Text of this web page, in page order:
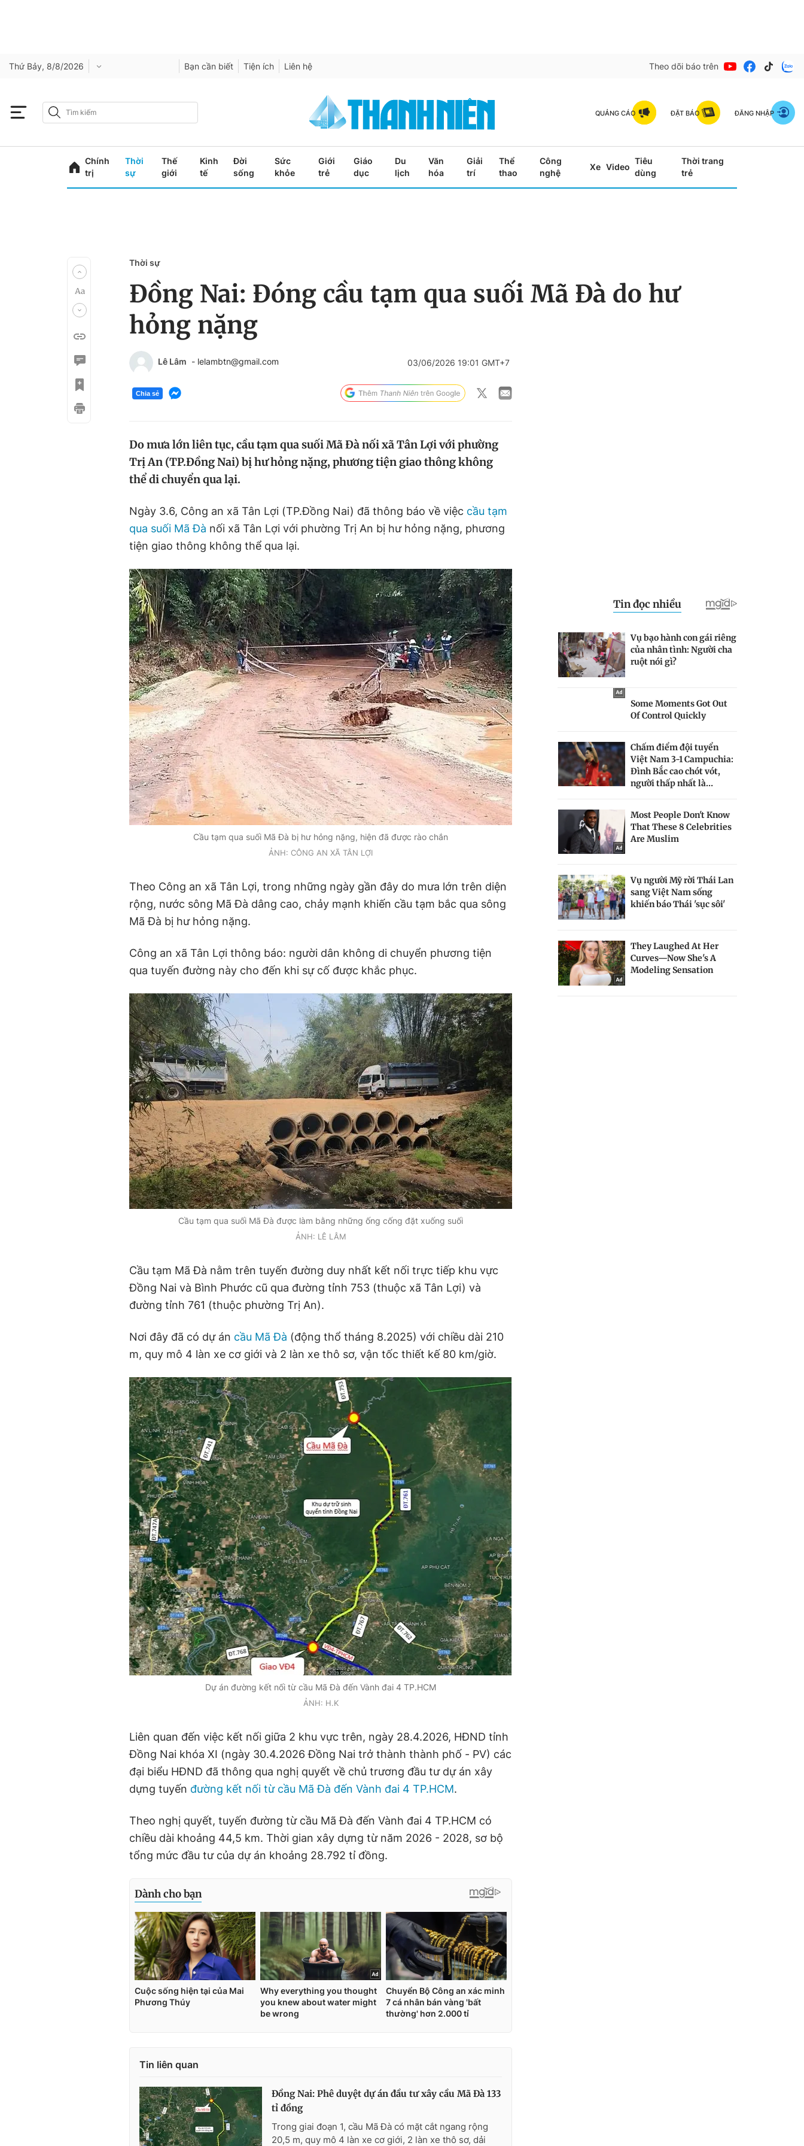
Thứ Bảy, 8/8/2026 Bạn cần biết Tiện ích Liên hệ Theo dõi báo trên
QUẢNG CÁO ĐẶT BÁO ĐĂNG NHẬP
Chính
trị
Thời
sự
Thế
giới
Kinh
tế
Đời
sống
Sức
khỏe
Giới
trẻ
Giáo
dục
Du
lịch
Văn
hóa
Giải
trí
Thể
thao
Công
nghệ
Xe Video
Tiêu
dùng
Thời trang
trẻ
Thời sự
Đồng Nai: Đóng cầu tạm qua suối Mã Đà do hư
hỏng nặng
Lê Lâm - lelambtn@gmail.com 03/06/2026 19:01 GMT+7
Chia sẻ
Do mưa lớn liên tục, cầu tạm qua suối Mã Đà nối xã Tân Lợi với phường
Trị An (TP.Đồng Nai) bị hư hỏng nặng, phương tiện giao thông không
thể di chuyển qua lại.
Ngày 3.6, Công an xã Tân Lợi (TP.Đồng Nai) đã thông báo về việc cầu tạm
qua suối Mã Đà nối xã Tân Lợi với phường Trị An bị hư hỏng nặng, phương
tiện giao thông không thể qua lại.
Cầu tạm qua suối Mã Đà bị hư hỏng nặng, hiện đã được rào chắn
ẢNH: CÔNG AN XÃ TÂN LỢI
Theo Công an xã Tân Lợi, trong những ngày gần đây do mưa lớn trên diện
rộng, nước sông Mã Đà dâng cao, chảy mạnh khiến cầu tạm bắc qua sông
Mã Đà bị hư hỏng nặng.
Công an xã Tân Lợi thông báo: người dân không di chuyển phương tiện
qua tuyến đường này cho đến khi sự cố được khắc phục.
Cầu tạm qua suối Mã Đà được làm bằng những ống cống đặt xuống suối
ẢNH: LÊ LÂM
Cầu tạm Mã Đà nằm trên tuyến đường duy nhất kết nối trực tiếp khu vực
Đồng Nai và Bình Phước cũ qua đường tỉnh 753 (thuộc xã Tân Lợi) và
đường tỉnh 761 (thuộc phường Trị An).
Nơi đây đã có dự án cầu Mã Đà (động thổ tháng 8.2025) với chiều dài 210
m, quy mô 4 làn xe cơ giới và 2 làn xe thô sơ, vận tốc thiết kế 80 km/giờ.
Dự án đường kết nối từ cầu Mã Đà đến Vành đai 4 TP.HCM
ẢNH: H.K
Liên quan đến việc kết nối giữa 2 khu vực trên, ngày 28.4.2026, HĐND tỉnh
Đồng Nai khóa XI (ngày 30.4.2026 Đồng Nai trở thành thành phố - PV) các
đại biểu HĐND đã thông qua nghị quyết về chủ trương đầu tư dự án xây
dựng tuyến đường kết nối từ cầu Mã Đà đến Vành đai 4 TP.HCM.
Theo nghị quyết, tuyến đường từ cầu Mã Đà đến Vành đai 4 TP.HCM có
chiều dài khoảng 44,5 km. Thời gian xây dựng từ năm 2026 - 2028, sơ bộ
tổng mức đầu tư của dự án khoảng 28.792 tỉ đồng.
Tin liên quan
Đồng Nai: Phê duyệt dự án đầu tư xây cầu Mã Đà 133
tỉ đồng
Trong giai đoạn 1, cầu Mã Đà có mặt cắt ngang rộng
20,5 m, quy mô 4 làn xe cơ giới, 2 làn xe thô sơ, dải